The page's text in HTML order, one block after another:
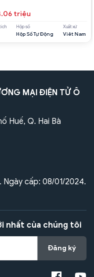
triệu
Hộp số
Hộp Số Tự Động
Xuất xứ
Viêt Nam
MẠI ĐIỆN TỬ Ô
Huế, Q. Hai Bà
Ngày cấp: 08/01/2024.
nhất của chúng tôi
Đăng ký